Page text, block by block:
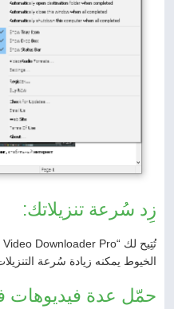
زِد سُرعة تنزيلاتك:
الخيوط يمكنه زيادة سُرعة التنزيلات
حمّل عدة فيديوهات